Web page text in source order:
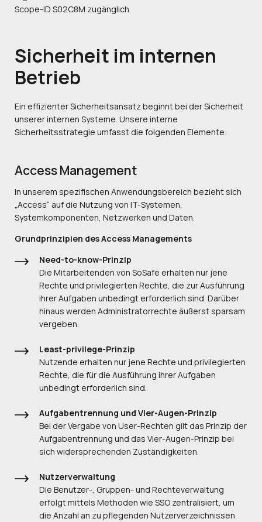
Scope-ID S02C8M zugänglich.
Sicherheit im internen
Betrieb
Ein effizienter Sicherheitsansatz beginnt bei der Sicherheit
unserer internen Systeme. Unsere interne
Sicherheitsstrategie umfasst die folgenden Elemente:
Access Management
In unserem spezifischen Anwendungsbereich bezieht sich
„Access“ auf die Nutzung von IT-Systemen,
Systemkomponenten, Netzwerken und Daten.
Grundprinzipien des Access Managements
Need-to-know-Prinzip
Die Mitarbeitenden von SoSafe erhalten nur jene
Rechte und privilegierten Rechte, die zur Ausführung
ihrer Aufgaben unbedingt erforderlich sind. Darüber
hinaus werden Administratorrechte äußerst sparsam
vergeben.
Least-privilege-Prinzip
Nutzende erhalten nur jene Rechte und privilegierten
Rechte, die für die Ausführung ihrer Aufgaben
unbedingt erforderlich sind.
Aufgabentrennung und Vier-Augen-Prinzip
Bei der Vergabe von User-Rechten gilt das Prinzip der
Aufgabentrennung und das Vier-Augen-Prinzip bei
sich widersprechenden Zuständigkeiten.
Nutzerverwaltung
Die Benutzer-, Gruppen- und Rechteverwaltung
erfolgt mittels Methoden wie SSO zentralisiert, um
die Anzahl an zu pflegenden Nutzerverzeichnissen